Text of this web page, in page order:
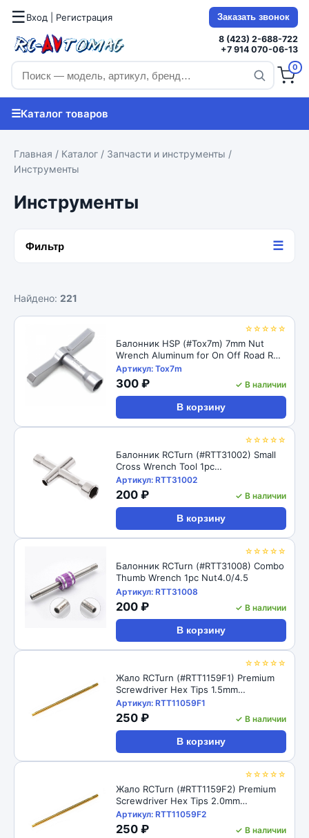
☰Вход | Регистрация Заказать звонок
8 (423) 2-688-722
+7 914 070-06-13
0
☰Каталог товаров
Главная / Каталог / Запчасти и инструменты /
Инструменты
Инструменты
Фильтр ☰
Найдено: 221
☆☆☆☆☆
Балонник HSP (#Tox7m) 7mm Nut
Wrench Aluminum for On Off Road RC
Cars
Артикул: Tox7m
300 ₽ ✓ В наличии
В корзину
☆☆☆☆☆
Балонник RCTurn (#RTT31002) Small
Cross Wrench Tool 1pc
Nut4.0/5.0/5.5/7.0/Nickel-coated 4 in 1
Socket Wrench
Артикул: RTT31002
200 ₽ ✓ В наличии
В корзину
☆☆☆☆☆
Балонник RCTurn (#RTT31008) Combo
Thumb Wrench 1pc Nut4.0/4.5
Артикул: RTT31008
200 ₽ ✓ В наличии
В корзину
☆☆☆☆☆
Жало RCTurn (#RTT1159F1) Premium
Screwdriver Hex Tips 1.5mm
(3.5*100mm)
Артикул: RTT11059F1
250 ₽ ✓ В наличии
В корзину
☆☆☆☆☆
Жало RCTurn (#RTT1159F2) Premium
Screwdriver Hex Tips 2.0mm
(3.5*100mm)
Артикул: RTT11059F2
250 ₽ ✓ В наличии